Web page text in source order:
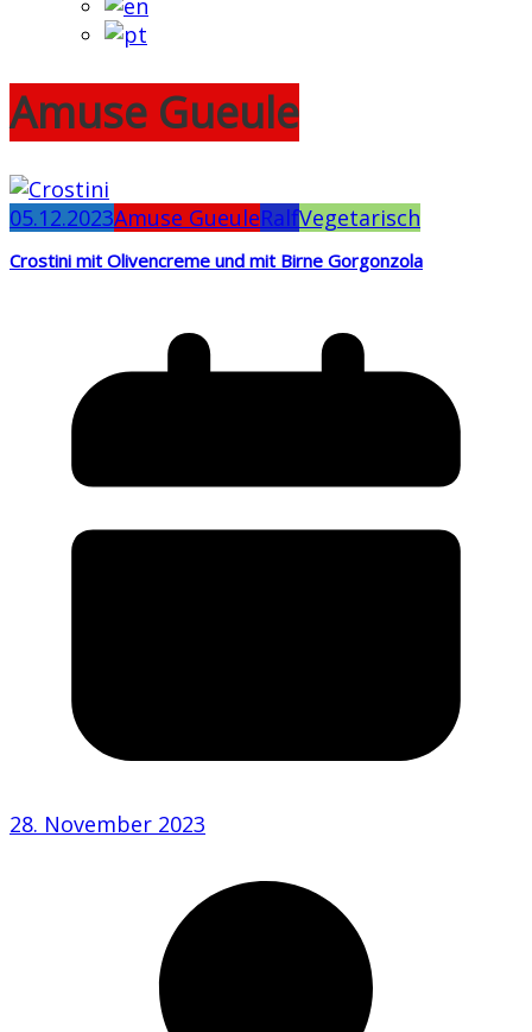
Amuse Gueule
05.12.2023Amuse GueuleRalfVegetarisch
Crostini mit Olivencreme und mit Birne Gorgonzola
28. November 2023